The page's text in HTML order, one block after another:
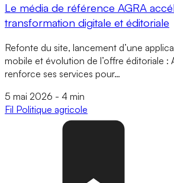
Le média de référence AGRA
transformation digitale et éditoriale
Refonte du site, lancement d’une
mobile et évolution de l’offre éditoriale :
renforce ses services pour…
5 mai 2026 - 4 min
Fil Politique agricole